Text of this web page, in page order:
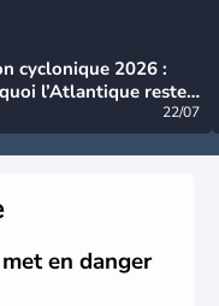
cyclonique 2026 :
l’Atlantique reste
22/07
en danger